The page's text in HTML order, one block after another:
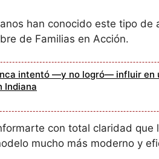
han conocido este tipo de
de Familias en Acción.
intentó —y no logró— influir en
Indiana
con total claridad que
mucho más moderno y